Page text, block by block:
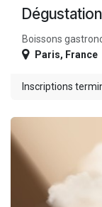
Boissons
Paris, France
Inscriptions